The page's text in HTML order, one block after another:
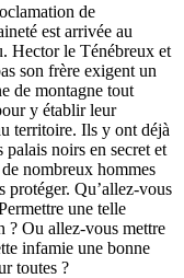
de
est arrivée au
Hector le Ténébreux et
son frère exigent un
de montagne tout
y établir leur
territoire. Ils y ont déjà
palais noirs en secret et
nombreux hommes
protéger. Qu’allez-vous
une telle
? Ou allez-vous mettre
infamie une bonne
toutes ?